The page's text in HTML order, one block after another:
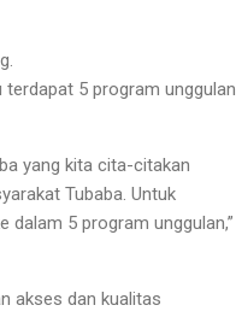
5 program unggulan
yang kita cita-citakan
Tubaba. Untuk
5 program unggulan,”
akses dan kualitas